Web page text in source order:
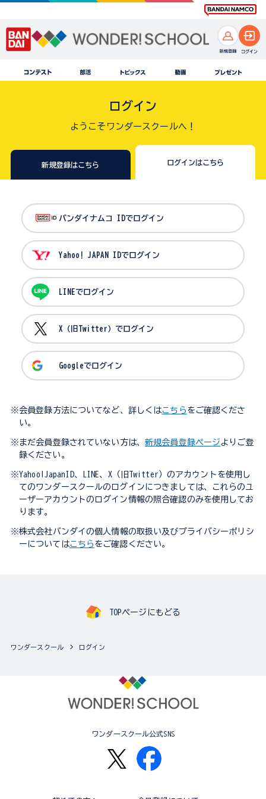
ログイン
ようこそワンダースクールへ！
新規登録はこちら ログインはこちら
バンダイナムコ IDでログイン
Yahoo! JAPAN IDでログイン
LINEでログイン
X（旧Twitter）でログイン
Googleでログイン
※会員登録方法についてなど、詳しくはこちら をご確認くださ
い。
※まだ会員登録されていない方は、 新規会員登録ページ よりご登
録ください。
※Yahoo!JapanID、LINE、X（旧Twitter）のアカウントを使用し
てのワンダースクールのログインにつきましては、これらのユ
ーザーアカウントのログイン情報の照合確認のみを使用してお
ります。
※株式会社バンダイの個人情報の取扱い及びプライバシーポリシ
ーについてはこちら をご確認ください。
TOPページにもどる
ワンダースクール ログイン
ワンダースクール公式SNS